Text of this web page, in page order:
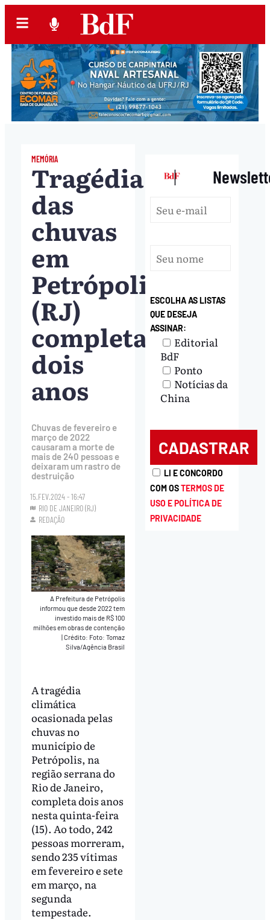
MEMÓRIA
Tragédia
das
chuvas
em
Petrópolis
(RJ)
completa
dois
anos
Chuvas de fevereiro e
março de 2022
causaram a morte de
mais de 240 pessoas e
deixaram um rastro de
destruição
15.FEV.2024 - 16:47
RIO DE JANEIRO (RJ)
REDAÇÃO
A Prefeitura de Petrópolis
informou que desde 2022 tem
investido mais de R$ 100
milhões em obras de contenção
Crédito: Foto: Tomaz
Silva/Agência Brasil
A tragédia
climática
ocasionada pelas
chuvas no
município de
Petrópolis, na
região serrana do
Rio de Janeiro,
completa dois anos
nesta quinta-feira
(15). Ao todo, 242
pessoas morreram,
sendo 235 vítimas
em fevereiro e sete
em março, na
segunda
tempestade.
|
ESCOLHA AS LISTAS
QUE DESEJA
ASSINAR:
Editorial
BdF
Ponto
Notícias da
China
LI E CONCORDO
COM OSTERMOS DE
USO E POLÍTICA DE
PRIVACIDADE